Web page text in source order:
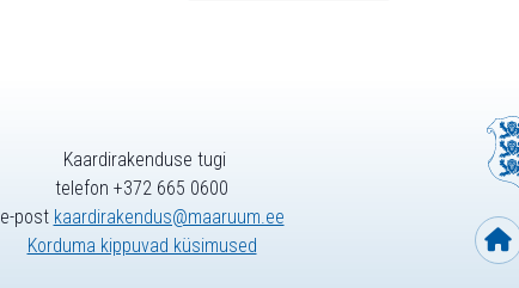
Kaardirakenduse tugi
telefon +372 665 0600
e-post kaardirakendus@maaruum.ee
Korduma kippuvad küsimused